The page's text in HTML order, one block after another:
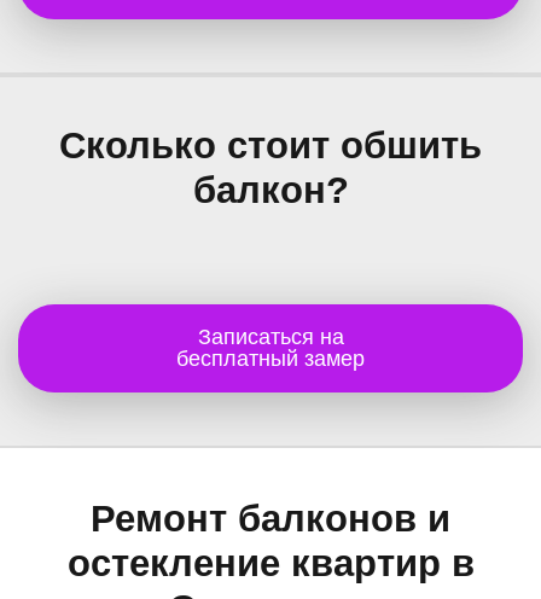
Сколько стоит обшить
балкон?
Записаться на
бесплатный замер
Ремонт балконов и
остекление квартир в